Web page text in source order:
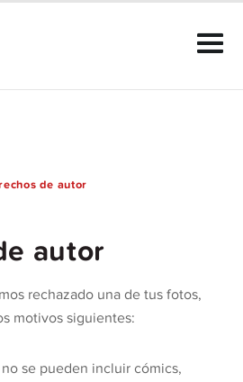
de autor
autor
rechazado una de tus fotos,
motivos siguientes:
se pueden incluir cómics,